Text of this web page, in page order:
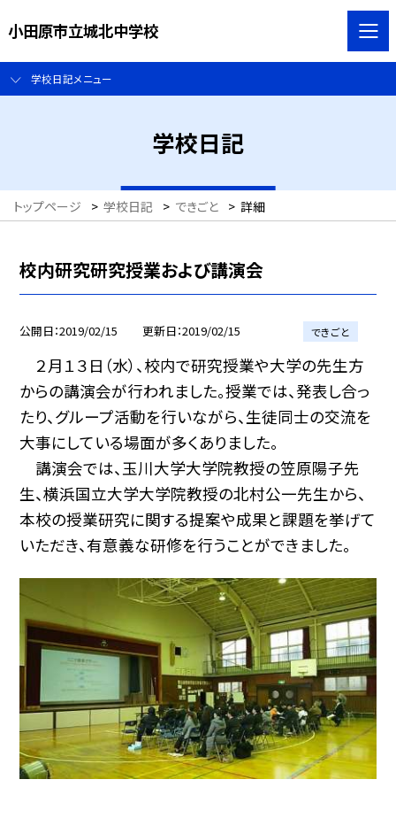
小田原市立城北中学校
学校日記メニュー
学校日記
トップページ > 学校日記 > できごと > 詳細
校内研究研究授業および講演会
公開日 2019/02/15 更新日 2019/02/15 できごと
２月１３日（水）、校内で研究授業や大学の先生方
からの講演会が行われました。授業では、発表し合っ
たり、グループ活動を行いながら、生徒同士の交流を
大事にしている場面が多くありました。
講演会では、玉川大学大学院教授の笠原陽子先
生、横浜国立大学大学院教授の北村公一先生から、
本校の授業研究に関する提案や成果と課題を挙げて
いただき、有意義な研修を行うことができました。